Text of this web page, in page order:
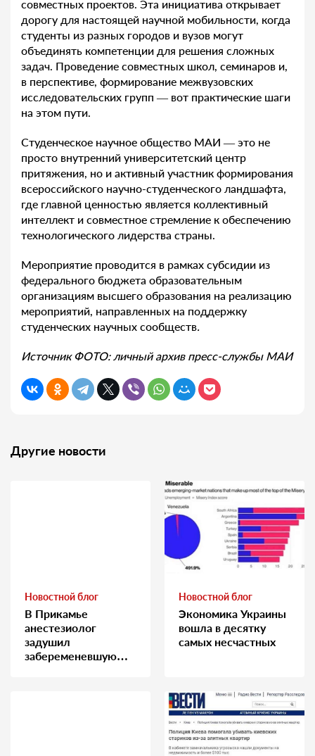
совместных проектов. Эта инициатива открывает
дорогу для настоящей научной мобильности, когда
студенты из разных городов и вузов могут
объединять компетенции для решения сложных
задач. Проведение совместных школ, семинаров и,
в перспективе, формирование межвузовских
исследовательских групп — вот практические шаги
на этом пути.
Студенческое научное общество МАИ — это не
просто внутренний университетский центр
притяжения, но и активный участник формирования
всероссийского научно-студенческого ландшафта,
где главной ценностью является коллективный
интеллект и совместное стремление к обеспечению
технологического лидерства страны.
Мероприятие проводится в рамках субсидии из
федерального бюджета образовательным
организациям высшего образования на реализацию
мероприятий, направленных на поддержку
студенческих научных сообществ.
Источник ФОТО: личный архив пресс-службы МАИ
Другие новости
Новостной блог
В Прикамье
анестезиолог
задушил
забеременевшую
Новостной блог
Экономика Украины
вошла в десятку
самых несчастных